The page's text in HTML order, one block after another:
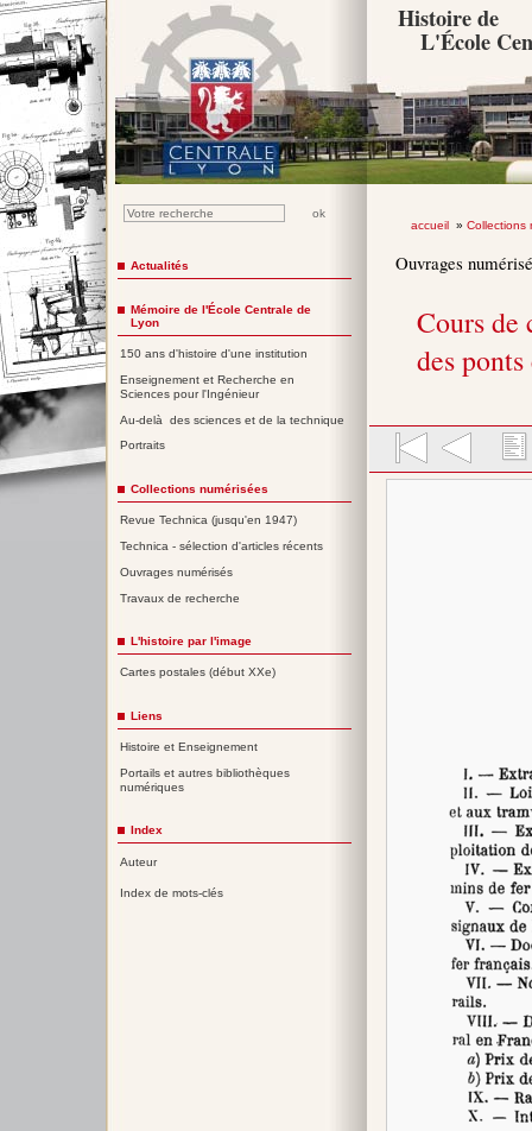
Histoire de
L'École
accueil» Collections
Ouvrages
Cours de
des
Actualités
Mémoire de l'École Centrale de
Lyon
150 ans d'histoire d'une institution
Enseignement et Recherche en
Sciences pour l'Ingénieur
Au-delà des sciences et de la technique
Portraits
Collections numérisées
Revue Technica (jusqu'en 1947)
Technica - sélection d'articles récents
Ouvrages numérisés
Travaux de recherche
L'histoire par l'image
Cartes postales (début XXe)
Liens
Histoire et Enseignement
Portails et autres bibliothèques
numériques
Index
Auteur
Index de mots-clés